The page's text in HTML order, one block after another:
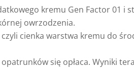
kremu Gen Factor 01 i
owrzodzenia.
cienka warstwa kremu do
się opłaca. Wyniki